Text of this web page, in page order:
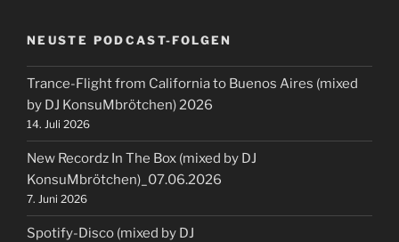
NEUSTE PODCAST-FOLGEN
Trance-Flight from California to Buenos Aires (mixed
by DJ KonsuMbrötchen) 2026
14. Juli 2026
New Recordz In The Box (mixed by DJ
KonsuMbrötchen)_07.06.2026
7. Juni 2026
Spotify-Disco (mixed by DJ